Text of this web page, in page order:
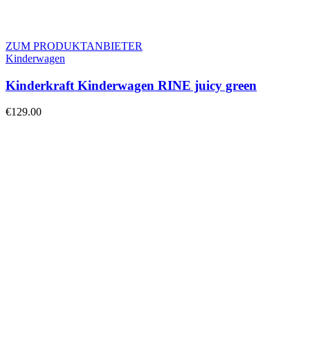
ZUM PRODUKTANBIETER
Kinderwagen
Kinderkraft Kinderwagen RINE juicy green
€129.00